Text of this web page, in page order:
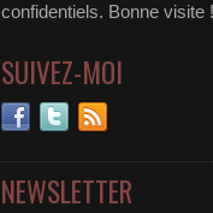
confidentiels. Bonne visite
SUIVEZ-MOI
NEWSLETTER